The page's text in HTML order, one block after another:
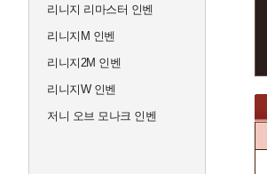
리니지 리마스터 인벤
리니지M 인벤
리니지2M 인벤
리니지W 인벤
저니 오브 모나크 인벤